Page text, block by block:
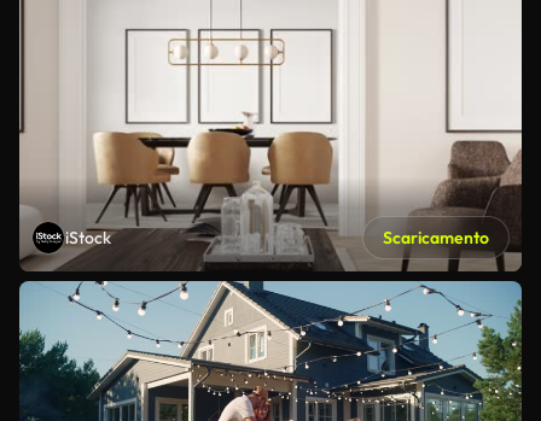
iStock Scaricamento